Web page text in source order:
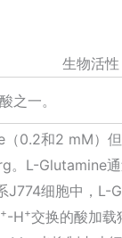
生物活性
之一。
0.2和2 mM）
L-Glutamine
细胞中，
+-H+交换的酸加